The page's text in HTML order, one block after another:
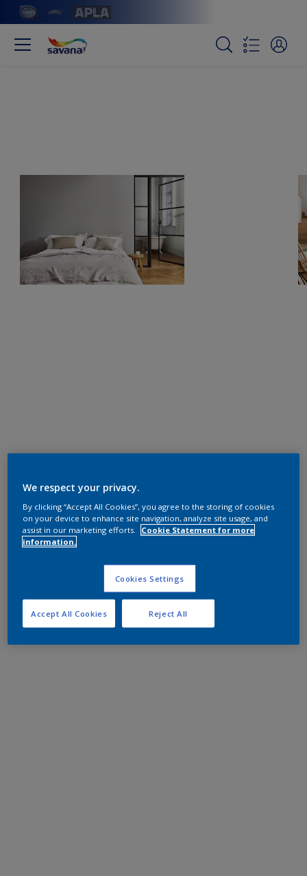
We respect your privacy.
By clicking “Accept All Cookies”, you agree to the storing of cookies
on your device to enhance site navigation, analyze site usage, and
assist in our marketing efforts.
Cookie Statement for more
information.
Cookies Settings
Reject All
Accept All Cookies